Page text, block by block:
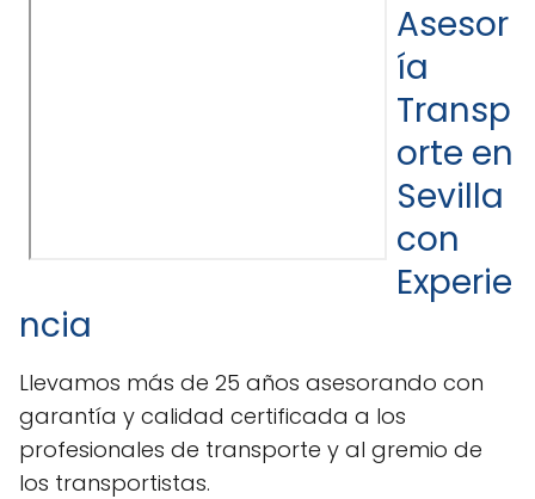
Asesor
ía
Transp
orte en
Sevilla
con
Experie
ncia
Llevamos más de 25 años asesorando con
garantía y calidad certificada a los
profesionales de transporte y al gremio de
los transportistas.